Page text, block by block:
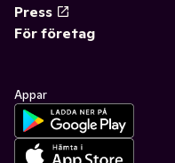
Press
För företag
Appar